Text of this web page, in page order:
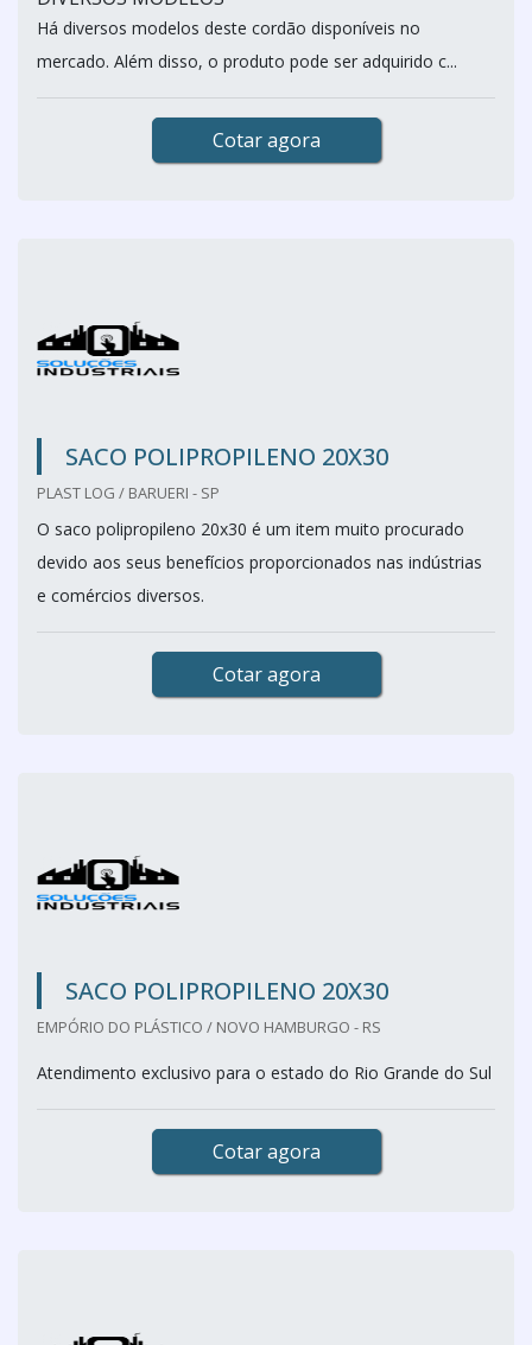
Há diversos modelos deste cordão disponíveis no
mercado. Além disso, o produto pode ser adquirido c...
Cotar agora
SACO POLIPROPILENO 20X30
PLAST LOG / BARUERI - SP
O saco polipropileno 20x30 é um item muito procurado
devido aos seus benefícios proporcionados nas indústrias
e comércios diversos.
Cotar agora
SACO POLIPROPILENO 20X30
EMPÓRIO DO PLÁSTICO / NOVO HAMBURGO - RS
Atendimento exclusivo para o estado do Rio Grande do Sul
Cotar agora